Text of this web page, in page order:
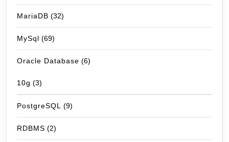
MariaDB (32)
MySql (69)
Oracle Database (6)
10g (3)
PostgreSQL (9)
RDBMS (2)